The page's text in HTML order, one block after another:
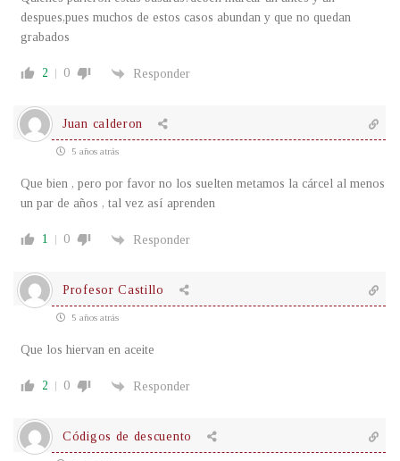
despues,pues muchos de estos casos abundan y que no quedan
grabados
2 0 Responder
Juan calderon
5 años atrás
Que bien , pero por favor no los suelten metamos la cárcel al menos
un par de años , tal vez así aprenden
1 0 Responder
Profesor Castillo
5 años atrás
Que los hiervan en aceite
2 0 Responder
Códigos de descuento